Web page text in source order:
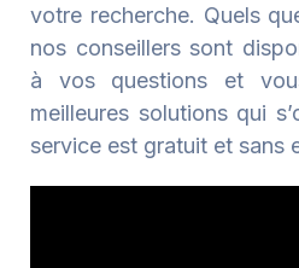
votre recherche. Quels
nos conseillers sont
à vos questions et
meilleures solutions qui
service est gratuit et sans